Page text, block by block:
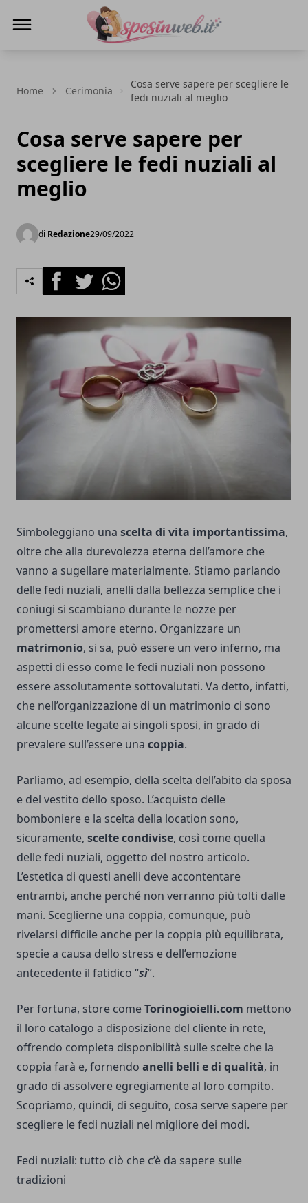
Home Cerimonia
Cosa serve sapere per scegliere le
fedi nuziali al meglio
Cosa serve sapere per
scegliere le fedi nuziali al
meglio
di Redazione29/09/2022
FacebookTwitterWhatsapp
Simboleggiano una scelta di vita importantissima,
oltre che alla durevolezza eterna dell’amore che
vanno a sugellare materialmente. Stiamo parlando
delle fedi nuziali, anelli dalla bellezza semplice che i
coniugi si scambiano durante le nozze per
promettersi amore eterno. Organizzare un
matrimonio, si sa, può essere un vero inferno, ma
aspetti di esso come le fedi nuziali non possono
essere assolutamente sottovalutati. Va detto, infatti,
che nell’organizzazione di un matrimonio ci sono
alcune scelte legate ai singoli sposi, in grado di
prevalere sull’essere una coppia.
Parliamo, ad esempio, della scelta dell’abito da sposa
e del vestito dello sposo. L’acquisto delle
bomboniere e la scelta della location sono,
sicuramente, scelte condivise, così come quella
delle fedi nuziali, oggetto del nostro articolo.
L’estetica di questi anelli deve accontentare
entrambi, anche perché non verranno più tolti dalle
mani. Sceglierne una coppia, comunque, può
rivelarsi difficile anche per la coppia più equilibrata,
specie a causa dello stress e dell’emozione
antecedente il fatidico “sì”.
Per fortuna, store comeTorinogioielli.com mettono
il loro catalogo a disposizione del cliente in rete,
offrendo completa disponibilità sulle scelte che la
coppia farà e, fornendo anelli belli e di qualità, in
grado di assolvere egregiamente al loro compito.
Scopriamo, quindi, di seguito, cosa serve sapere per
scegliere le fedi nuziali nel migliore dei modi.
Fedi nuziali: tutto ciò che c’è da sapere sulle
tradizioni